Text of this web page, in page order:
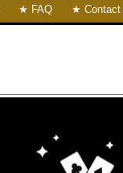
FAQ Contact